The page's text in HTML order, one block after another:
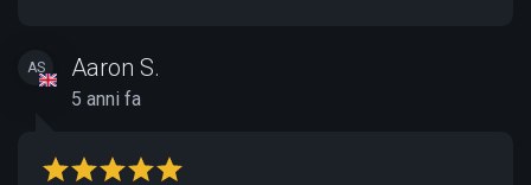
AS Aaron S.
5 anni fa